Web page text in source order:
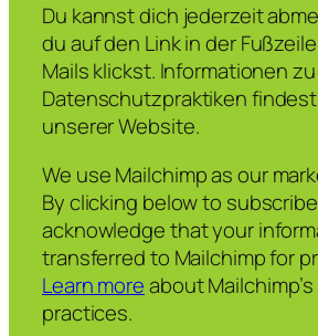
Du kannst dich jederzeit
du auf den Link in der
Mails klickst. Informationen
Datenschutzpraktiken
unserer Website.
We use Mailchimp as our
By clicking below to
acknowledge that your
transferred to Mailchimp for
Learn moreabout
practices.